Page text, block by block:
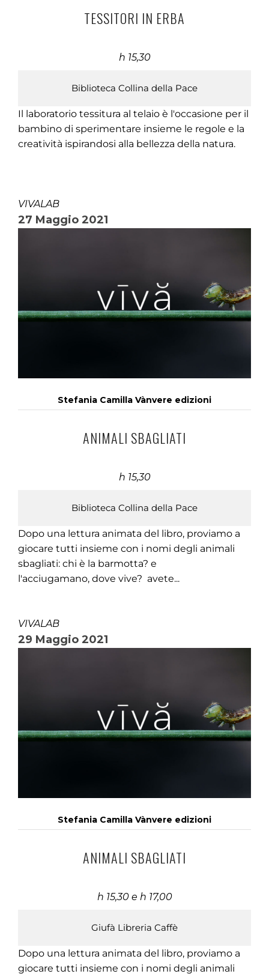
TESSITORI IN ERBA
h 15,30
Biblioteca Collina della Pace
Il laboratorio tessitura al telaio è l'occasione per il
bambino di sperimentare insieme le regole e la
creatività ispirandosi alla bellezza della natura.
VIVALAB
27 Maggio 2021
Stefania Camilla Vànvere edizioni
ANIMALI SBAGLIATI
h 15,30
Biblioteca Collina della Pace
Dopo una lettura animata del libro, proviamo a
giocare tutti insieme con i nomi degli animali
sbagliati: chi è la barmotta? e
l'acciugamano, dove vive? avete...
VIVALAB
29 Maggio 2021
Stefania Camilla Vànvere edizioni
ANIMALI SBAGLIATI
h 15,30 e h 17,00
Giufà Libreria Caffè
Dopo una lettura animata del libro, proviamo a
giocare tutti insieme con i nomi degli animali